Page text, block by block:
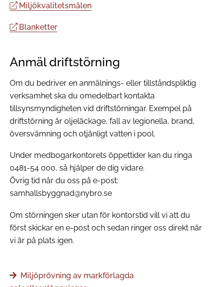
Miljökvalitetsmålen
Blanketter
Anmäl driftstörning
Om du bedriver en anmälnings- eller tillståndspliktig
verksamhet ska du omedelbart kontakta
tillsynsmyndigheten vid driftstörningar. Exempel på
driftstörning är oljeläckage, fall av legionella, brand,
översvämning och otjänligt vatten i pool.
Under medbogarkontorets öppettider kan du ringa
0481-54 000, så hjälper de dig vidare.
Övrig tid når du oss på e-post:
samhallsbyggnad@nybro.se
Om störningen sker utan för kontorstid vill vi att du
först skickar en e-post och sedan ringer oss direkt när
vi är på plats igen.
Miljöprövning av markförlagda